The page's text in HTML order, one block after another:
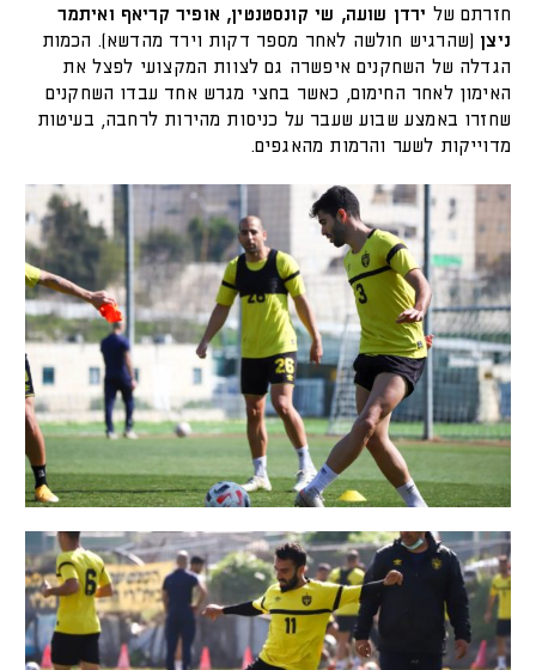
חזרתם של ירדן שועה, שי קונסטנטין, אופיר קריאף ואיתמר
ניצן (שהרגיש חולשה לאחר מספר דקות וירד מהדשא). הכמות
הגדלה של השחקנים איפשרה גם לצוות המקצועי לפצל את
האימון לאחר החימום, כאשר בחצי מגרש אחד עבדו השחקנים
שחזרו באמצע שבוע שעבר על כניסות מהירות לרחבה, בעיטות
מדוייקות לשער והרמות מהאגפים.